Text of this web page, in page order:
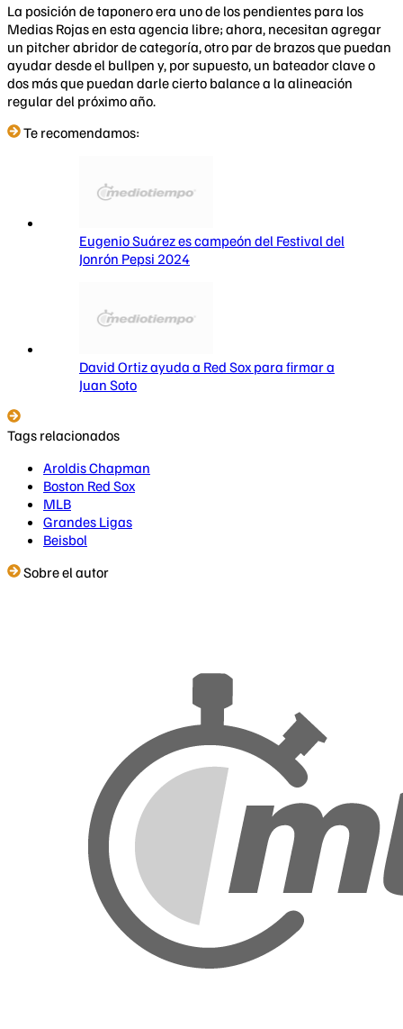
La posición de taponero era uno de los pendientes para los
Medias Rojas en esta agencia libre; ahora, necesitan agregar
un pitcher abridor de categoría, otro par de brazos que puedan
ayudar desde el bullpen y, por supuesto, un bateador clave o
dos más que puedan darle cierto balance a la alineación
regular del próximo año.
Te recomendamos:
Eugenio Suárez es campeón del Festival del
Jonrón Pepsi 2024
David Ortiz ayuda a Red Sox para firmar a
Juan Soto
Tags relacionados
Aroldis Chapman
Boston Red Sox
MLB
Grandes Ligas
Beisbol
Sobre el autor